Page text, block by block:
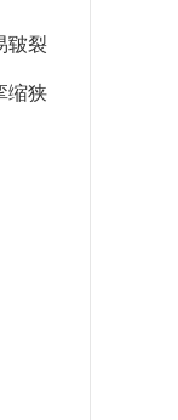
皲裂
缩狭